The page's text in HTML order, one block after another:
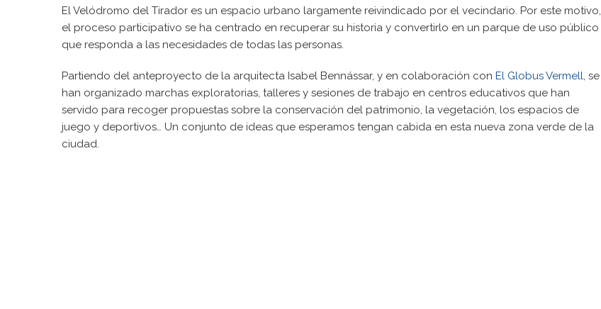
El Velódromo del Tirador es un espacio urbano largamente reivindicado por el vecindario. Por este motivo,
el proceso participativo se ha centrado en recuperar su historia y convertirlo en un parque de uso público
que responda a las necesidades de todas las personas.
Partiendo del anteproyecto de la arquitecta Isabel Bennássar, y en colaboración con El Globus Vermell, se
han organizado marchas exploratorias, talleres y sesiones de trabajo en centros educativos que han
servido para recoger propuestas sobre la conservación del patrimonio, la vegetación, los espacios de
juego y deportivos… Un conjunto de ideas que esperamos tengan cabida en esta nueva zona verde de la
ciudad.